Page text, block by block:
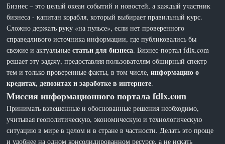
Бизнес – это целый океан событий и новостей, а каждый участник
бизнеса - капитан корабля, который выбирает правильный курс.
Сложно держать руку «на пульсе», если нет проверенного
справедливого источника информации, где публиковались бы
свежие и актуальныестатьи для бизнеса. Бизнес-портал fdlx.com
решает эту задачу, предоставляя пользователям обширный спектр
тем и только проверенные факты, в том числе,информацию о
кредитах, депозитах и заработке в интернете.
Миссия информационного портала fdlx.com
Принимать взвешенные и обоснованные решения необходимо,
учитывая геополитическую, экономическую и технологическую
ситуацию в мире в целом и в стране в частности. Делать это проще
и удобнее на одном консолидированном ресурсе, а не искать